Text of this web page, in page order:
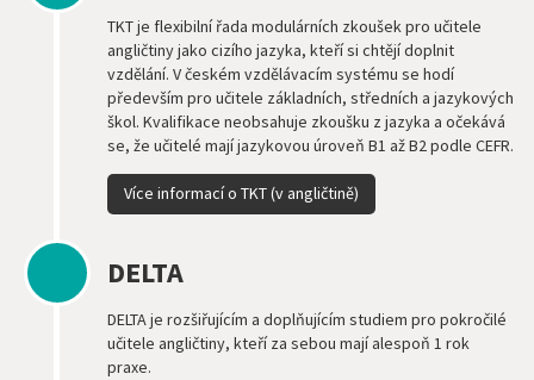
TKT je flexibilní řada modulárních zkoušek pro učitele
angličtiny jako cizího jazyka, kteří si chtějí doplnit
vzdělání. V českém vzdělávacím systému se hodí
především pro učitele základních, středních a jazykových
škol. Kvalifikace neobsahuje zkoušku z jazyka a očekává
se, že učitelé mají jazykovou úroveň B1 až B2 podle CEFR.
Více informací o TKT (v angličtině)
DELTA
DELTA je rozšiřujícím a doplňujícím studiem pro pokročilé
učitele angličtiny, kteří za sebou mají alespoň 1 rok
praxe.